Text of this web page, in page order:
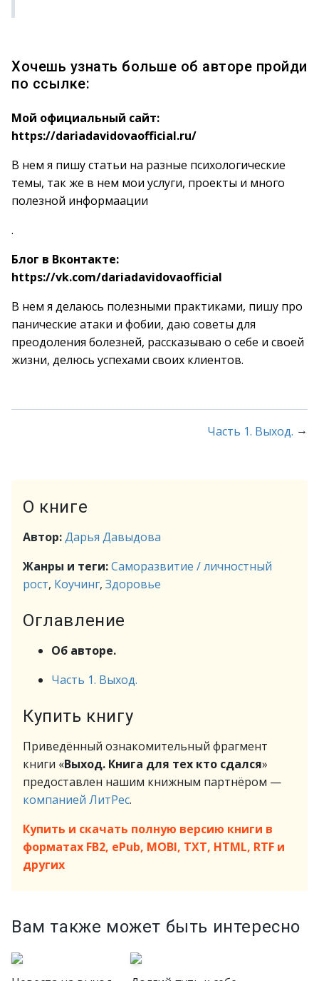
Хочешь узнать больше об авторе пройди
по ссылке:
Мой официальный сайт:
https://dariadavidovaofficial.ru/
В нем я пишу статьи на разные психологические
темы, так же в нем мои услуги, проекты и много
полезной информаации
.
Блог в Вконтакте:
https://vk.com/dariadavidovaofficial
В нем я делаюсь полезными практиками, пишу про
панические атаки и фобии, даю советы для
преодоления болезней, рассказываю о себе и своей
жизни, делюсь успехами своих клиентов.
Часть 1. Выход. →
О книге
Автор:Дарья Давыдова
Жанры и теги:Саморазвитие / личностный
рост, Коучинг, Здоровье
Оглавление
Об авторе.
Часть 1. Выход.
Купить книгу
Приведённый ознакомительный фрагмент
книги «Выход. Книга для тех кто сдался»
предоставлен нашим книжным партнёром —
компанией ЛитРес.
Купить и скачать полную версию книги в
форматах FB2, ePub, MOBI, TXT, HTML, RTF и
других
Вам также может быть интересно